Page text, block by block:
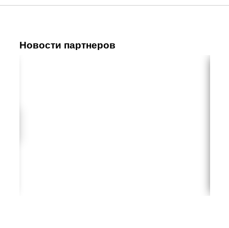
Новости партнеров